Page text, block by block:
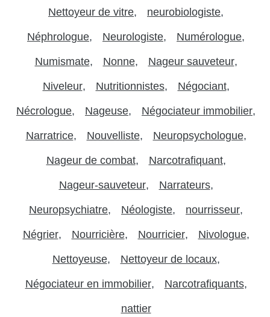
Nettoyeur de vitre neurobiologiste
Néphrologue Neurologiste Numérologue
Numismate Nonne Nageur sauveteur
Niveleur Nutritionnistes Négociant
Nécrologue Nageuse Négociateur immobilier
Narratrice Nouvelliste Neuropsychologue
Nageur de combat Narcotrafiquant
Nageur-sauveteur Narrateurs
Neuropsychiatre Néologiste nourrisseur
Négrier Nourricière Nourricier Nivologue
Nettoyeuse Nettoyeur de locaux
Négociateur en immobilier Narcotrafiquants
nattier